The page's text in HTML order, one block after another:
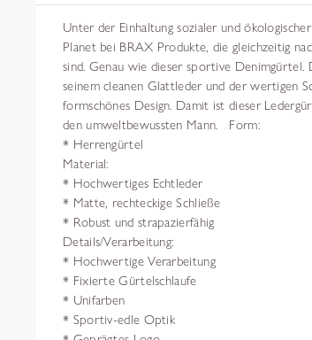
Unter der Einhaltung sozialer und
Planet bei BRAX Produkte, die gleichzeitig
sind. Genau wie dieser sportive
seinem cleanen Glattleder und der wertigen
formschönes Design. Damit ist dieser
den umweltbewussten Mann. Form:
* Herrengürtel
Material:
* Hochwertiges Echtleder
* Matte, rechteckige Schließe
* Robust und strapazierfähig
Details/Verarbeitung:
* Hochwertige Verarbeitung
* Fixierte Gürtelschlaufe
* Unifarben
* Sportiv-edle Optik